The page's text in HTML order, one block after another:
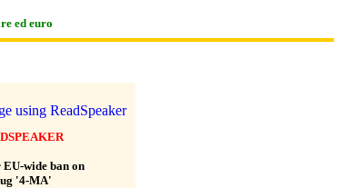
ed euro
wide ban on
'4-MA'